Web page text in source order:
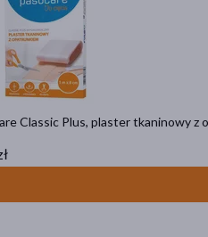
Classic Plus, plaster tkaninowy z